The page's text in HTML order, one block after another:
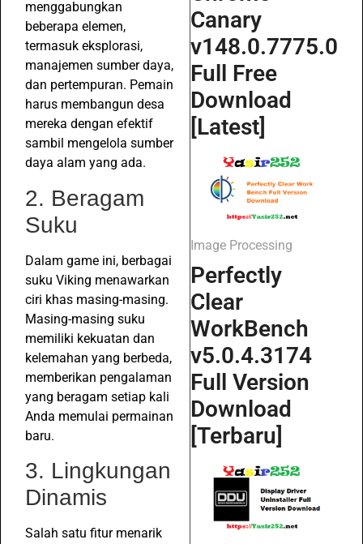
menggabungkan
beberapa elemen,
termasuk eksplorasi,
manajemen sumber daya,
dan pertempuran. Pemain
harus membangun desa
mereka dengan efektif
sambil mengelola sumber
daya alam yang ada.
2. Beragam
Suku
Dalam game ini, berbagai
suku Viking menawarkan
ciri khas masing-masing.
Masing-masing suku
memiliki kekuatan dan
kelemahan yang berbeda,
memberikan pengalaman
yang beragam setiap kali
Anda memulai permainan
baru.
3. Lingkungan
Dinamis
Salah satu fitur menarik
Canary
v148.0.7775.0
Full Free
Download
[Latest]
Image Processing
Perfectly
Clear
WorkBench
v5.0.4.3174
Full Version
Download
[Terbaru]